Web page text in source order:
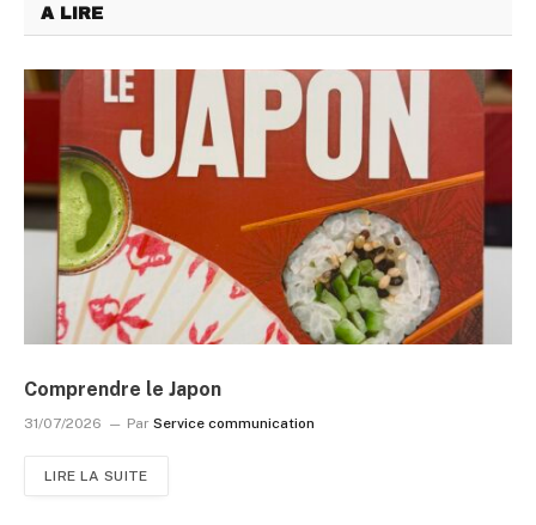
A LIRE
Comprendre le Japon
31/07/2026 Par Service communication
LIRE LA SUITE